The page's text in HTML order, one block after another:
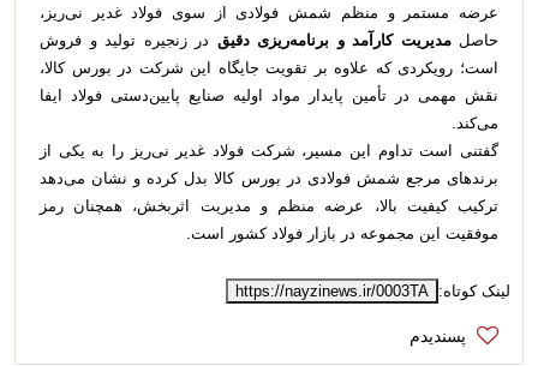
عرضه مستمر و منظم شمش فولادی از سوی فولاد غدیر نی‌ریز،
حاصلمدیریت کارآمد و برنامه‌ریزی دقیق در زنجیره تولید و فروش
است؛ رویکردی که علاوه بر تقویت جایگاه این شرکت در بورس کالا،
نقش مهمی در تأمین پایدار مواد اولیه صنایع پایین‌دستی فولاد ایفا
می‌کند.
گفتنی است تداوم این مسیر، شرکت فولاد غدیر نی‌ریز را به یکی از
برندهای مرجع شمش فولادی در بورس کالا بدل کرده و نشان می‌دهد
ترکیب کیفیت بالا، عرضه منظم و مدیریت اثربخش، همچنان رمز
موفقیت این مجموعه در بازار فولاد کشور است.
لینک کوتاه: https://nayzinews.ir/0003TA